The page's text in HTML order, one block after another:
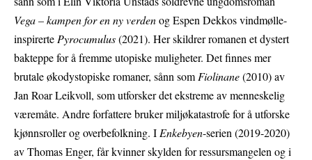
Vega – kampen for en ny verdenog Espen Dekkos vindmølle-
inspirertePyrocumulus(2021). Her skildrer romanen et dystert
bakteppe for å fremme utopiske muligheter. Det finnes mer
brutale økodystopiske romaner, sånn somFiolinane(2010) av
Jan Roar Leikvoll, som utforsker det ekstreme av menneskelig
væremåte. Andre forfattere bruker miljøkatastrofe for å utforske
kjønnsroller og overbefolkning. IEnkebyen-serien (2019-2020)
av Thomas Enger, får kvinner skylden for ressursmangelen og i